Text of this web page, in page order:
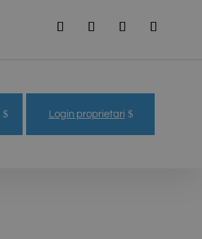
Login proprietari